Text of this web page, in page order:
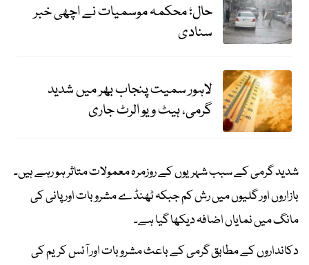
حال؛ محکمہ موسمیات نے اچھی خبر
سنادی
لاہور سمیت پنجاب بھر میں شدید
گرمی، ہیٹ ویو الرٹ جاری
شدید گرمی کے سبب شہریوں کے روزمرہ معمولات متاثر ہو رہے ہیں۔
بازاروں اور گلیوں میں رش کم جبکہ ٹھنڈے مشروبات اور پانی کی
مانگ میں نمایاں اضافہ دیکھا گیا ہے۔
دکانداروں کے مطابق گرمی کے باعث مشروبات اور آئس کریم کی